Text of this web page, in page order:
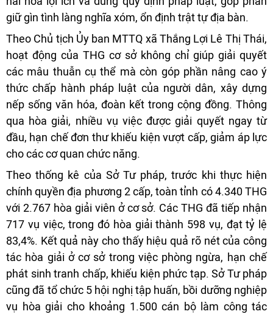
giữ gìn tình làng nghĩa xóm, ổn định trật tự địa bàn.
Theo Chủ tịch Ủy ban MTTQ xã Thắng Lợi Lê Thị Thái,
hoạt động của THG cơ sở không chỉ giúp giải quyết
các mâu thuẫn cụ thể mà còn góp phần nâng cao ý
thức chấp hành pháp luật của người dân, xây dựng
nếp sống văn hóa, đoàn kết trong cộng đồng. Thông
qua hòa giải, nhiều vụ việc được giải quyết ngay từ
đầu, hạn chế đơn thư khiếu kiện vượt cấp, giảm áp lực
cho các cơ quan chức năng.
Theo thống kê của Sở Tư pháp, trước khi thực hiện
chính quyền địa phương 2 cấp, toàn tỉnh có 4.340 THG
với 2.767 hòa giải viên ở cơ sở. Các THG đã tiếp nhận
717 vụ việc, trong đó hòa giải thành 598 vụ, đạt tỷ lệ
83,4%. Kết quả này cho thấy hiệu quả rõ nét của công
tác hòa giải ở cơ sở trong việc phòng ngừa, hạn chế
phát sinh tranh chấp, khiếu kiện phức tạp. Sở Tư pháp
cũng đã tổ chức 5 hội nghị tập huấn, bồi dưỡng nghiệp
vụ hòa giải cho khoảng 1.500 cán bộ làm công tác